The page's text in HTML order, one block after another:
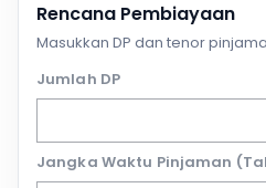
Rencana Pembiayaan
Masukkan DP dan tenor
Jumlah DP
Jangka Waktu Pinjaman